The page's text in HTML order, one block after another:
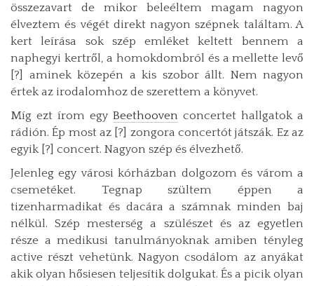
összezavart de mikor beleéltem magam nagyon
élveztem és végét direkt nagyon szépnek találtam. A
kert leírása sok szép emléket keltett bennem a
naphegyi kertről, a homokdombról és a mellette levő
[?] aminek közepén a kis szobor állt. Nem nagyon
értek az irodalomhoz de szerettem a könyvet.
Míg ezt írom egy Beethooven concertet hallgatok a
rádión. Ép most az [?] zongora concertót játszák. Ez az
egyik [?] concert. Nagyon szép és élvezhető.
Jelenleg egy városi kórházban dolgozom és várom a
csemetéket. Tegnap szültem éppen a
tizenharmadikat és dacára a számnak minden baj
nélkül. Szép mesterség a szülészet és az egyetlen
része a medikusi tanulmányoknak amiben tényleg
active részt vehetünk. Nagyon csodálom az anyákat
akik olyan hősiesen teljesítik dolgukat. És a picik olyan